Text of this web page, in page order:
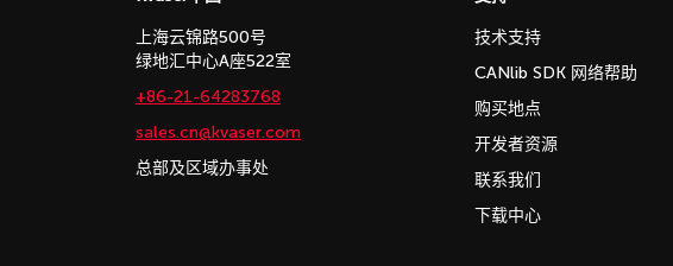
上海云锦路500号
绿地汇中心A座522室
+86-21-64283768
sales.cn@kvaser.com
总部及区域办事处
技术支持
CANlib SDK 网络帮助
购买地点
开发者资源
联系我们
下载中心